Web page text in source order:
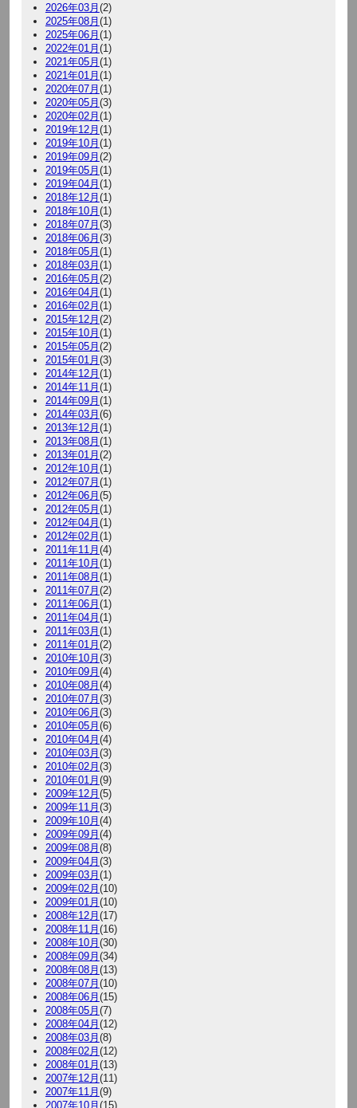
2026年03月(2)
2025年08月(1)
2025年06月(1)
2022年01月(1)
2021年05月(1)
2021年01月(1)
2020年07月(1)
2020年05月(3)
2020年02月(1)
2019年12月(1)
2019年10月(1)
2019年09月(2)
2019年05月(1)
2019年04月(1)
2018年12月(1)
2018年10月(1)
2018年07月(3)
2018年06月(3)
2018年05月(1)
2018年03月(1)
2016年05月(2)
2016年04月(1)
2016年02月(1)
2015年12月(2)
2015年10月(1)
2015年05月(2)
2015年01月(3)
2014年12月(1)
2014年11月(1)
2014年09月(1)
2014年03月(6)
2013年12月(1)
2013年08月(1)
2013年01月(2)
2012年10月(1)
2012年07月(1)
2012年06月(5)
2012年05月(1)
2012年04月(1)
2012年02月(1)
2011年11月(4)
2011年10月(1)
2011年08月(1)
2011年07月(2)
2011年06月(1)
2011年04月(1)
2011年03月(1)
2011年01月(2)
2010年10月(3)
2010年09月(4)
2010年08月(4)
2010年07月(3)
2010年06月(3)
2010年05月(6)
2010年04月(4)
2010年03月(3)
2010年02月(3)
2010年01月(9)
2009年12月(5)
2009年11月(3)
2009年10月(4)
2009年09月(4)
2009年08月(8)
2009年04月(3)
2009年03月(1)
2009年02月(10)
2009年01月(10)
2008年12月(17)
2008年11月(16)
2008年10月(30)
2008年09月(34)
2008年08月(13)
2008年07月(10)
2008年06月(15)
2008年05月(7)
2008年04月(12)
2008年03月(8)
2008年02月(12)
2008年01月(13)
2007年12月(11)
2007年11月(9)
2007年10月(15)